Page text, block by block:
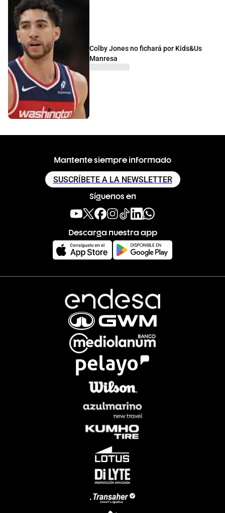
Colby Jones no fichará por Kids&Us
Manresa
Mantente siempre informado
SUSCRÍBETE A LA NEWSLETTER
Síguenos en
Descarga nuestra app